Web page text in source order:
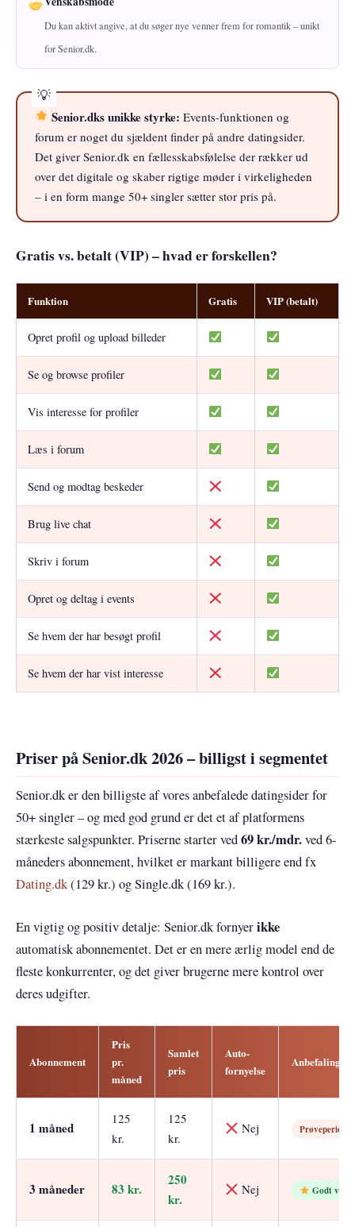
Du kan aktivt angive, at du søger nye venner frem for romantik – unikt
for Senior.dk.
Senior.dks unikke styrke: Events-funktionen og
forum er noget du sjældent finder på andre datingsider.
Det giver Senior.dk en fællesskabsfølelse der rækker ud
over det digitale og skaber rigtige møder i virkeligheden
– i en form mange 50+ singler sætter stor pris på.
Gratis vs. betalt (VIP) – hvad er forskellen?
Funktion Gratis VIP (betalt)
Opret profil og upload billeder
Se og browse profiler
Vis interesse for profiler
Læs i forum
Send og modtag beskeder
Brug live chat
Skriv i forum
Opret og deltag i events
Se hvem der har besøgt profil
Se hvem der har vist interesse
Priser på Senior.dk 2026 – billigst i segmentet
Senior.dk er den billigste af vores anbefalede datingsider for
50+ singler – og med god grund er det et af platformens
stærkeste salgspunkter. Priserne starter ved69 kr./mdr.ved 6-
måneders abonnement, hvilket er markant billigere end fx
Dating.dk(129 kr.) og Single.dk (169 kr.).
En vigtig og positiv detalje: Senior.dk fornyerikke
automatisk abonnementet. Det er en mere ærlig model end de
fleste konkurrenter, og det giver brugerne mere kontrol over
deres udgifter.
Abonnement
Pris
pr.
måned
Samlet
pris
Auto-
fornyelse
Anbefaling
1 måned
125
kr.
125
kr.
Nej Prøveperiode
3 måneder 83 kr.
250
kr.
Nej Godt valg